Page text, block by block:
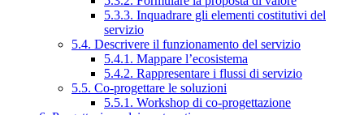
5.3.3. Inquadrare gli elementi costitutivi del
servizio
5.4. Descrivere il funzionamento del servizio
5.4.1. Mappare l’ecosistema
5.4.2. Rappresentare i flussi di servizio
5.5. Co-progettare le soluzioni
5.5.1. Workshop di co-progettazione